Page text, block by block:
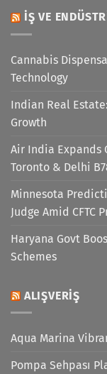
İŞ VE
Cannabis
Technology
Indian Real
Growth
Air India Expands
Toronto & Delhi
Minnesota
Judge Amid CFTC
Haryana Govt
Schemes
ALIŞVERIŞ
Aqua Marina
Pompa Sehpası